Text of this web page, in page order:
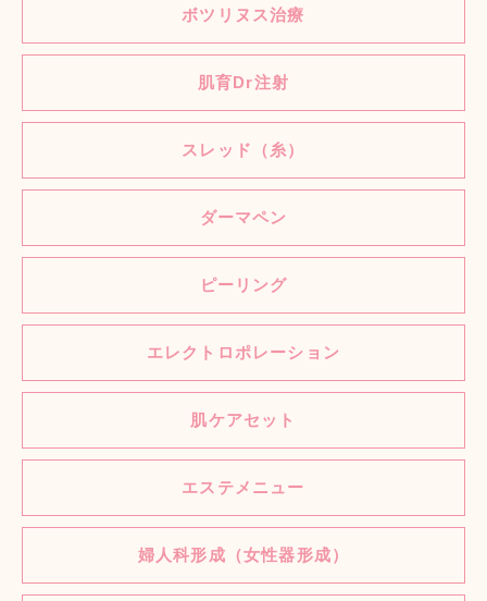
ボツリヌス治療
肌育Dr注射
スレッド（糸）
ダーマペン
ピーリング
エレクトロポレーション
肌ケアセット
エステメニュー
婦人科形成（女性器形成）